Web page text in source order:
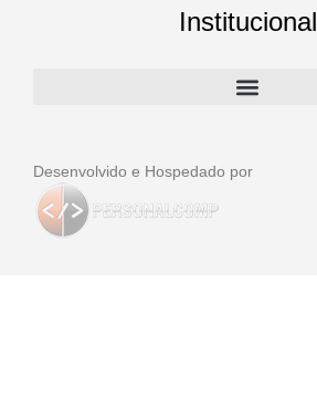
Institucional
Desenvolvido e Hospedado por